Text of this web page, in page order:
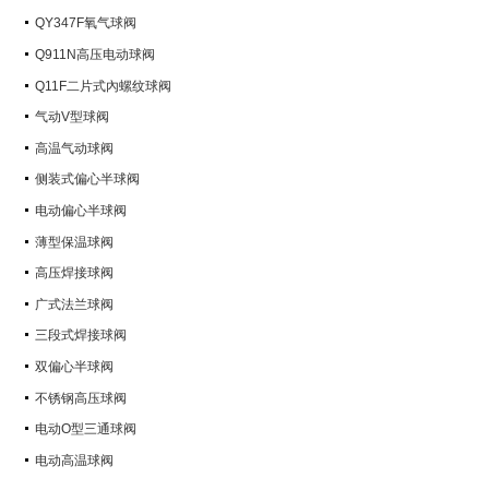
QY347F氧气球阀
Q911N高压电动球阀
Q11F二片式內螺纹球阀
气动V型球阀
高温气动球阀
侧装式偏心半球阀
电动偏心半球阀
薄型保温球阀
高压焊接球阀
广式法兰球阀
三段式焊接球阀
双偏心半球阀
不锈钢高压球阀
电动O型三通球阀
电动高温球阀